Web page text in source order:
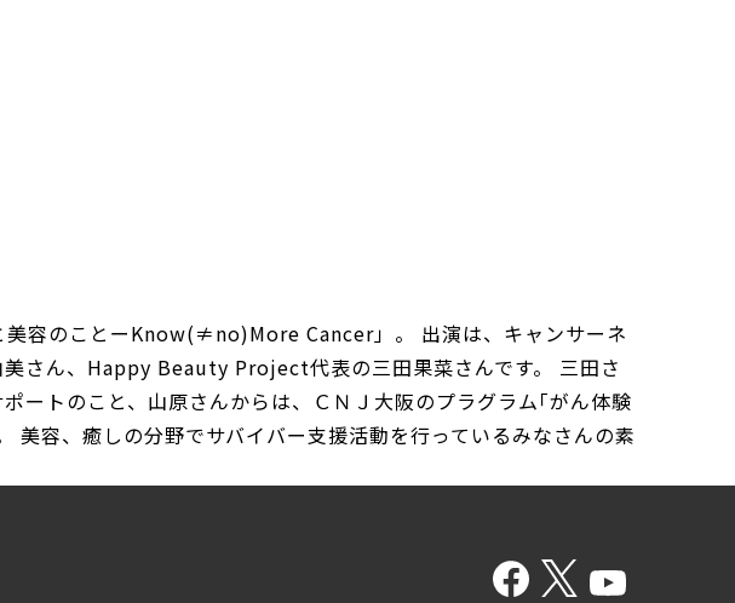
容のことーKnow(≠no)More Cancer」。 出演は、キャンサーネ
さん、Happy Beauty Project代表の三田果菜さんです。 三田さ
ートのこと、山原さんからは、ＣＮＪ大阪のプラグラム｢がん体験
美容、癒しの分野でサバイバー支援活動を行っているみなさんの素